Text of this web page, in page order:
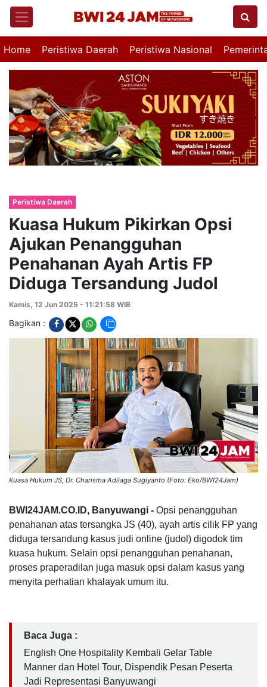
Home Peristiwa Daerah Peristiwa Nasional
Peristiwa Daerah
Kuasa Hukum Pikirkan Opsi
Ajukan Penangguhan
Penahanan Ayah Artis FP
Diduga Tersandung Judol
Kamis, 12 Jun 2025 - 11:21:58 WIB
Bagikan :
Kuasa Hukum JS, Dr. Charisma Adilaga Sugiyanto (Foto: Eko/BWI24Jam)
BWI24JAM.CO.ID, Banyuwangi - Opsi penangguhan
penahanan atas tersangka JS (40), ayah artis cilik FP yang
diduga tersandung kasus judi online (judol) digodok tim
kuasa hukum. Selain opsi penangguhan penahanan,
proses praperadilan juga masuk opsi dalam kasus yang
menyita perhatian khalayak umum itu.
Baca Juga :
English One Hospitality Kembali Gelar Table
Manner dan Hotel Tour, Dispendik Pesan Peserta
Jadi Representasi Banyuwangi